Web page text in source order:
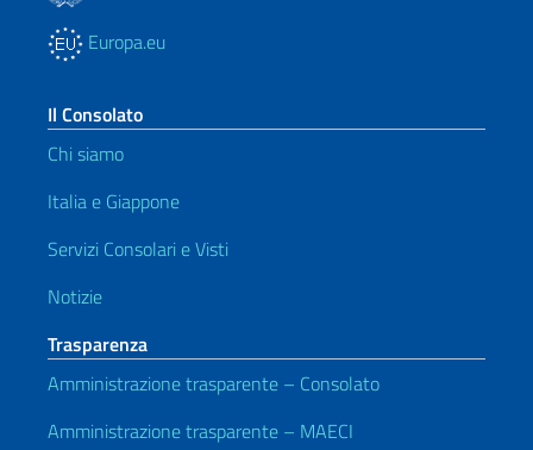
Europa.eu
Il Consolato
Chi siamo
Italia e Giappone
Servizi Consolari e Visti
Notizie
Trasparenza
Amministrazione trasparente – Consolato
Amministrazione trasparente – MAECI